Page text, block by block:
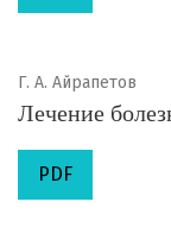
Г. А. Айрапетов
Лечение
PDF